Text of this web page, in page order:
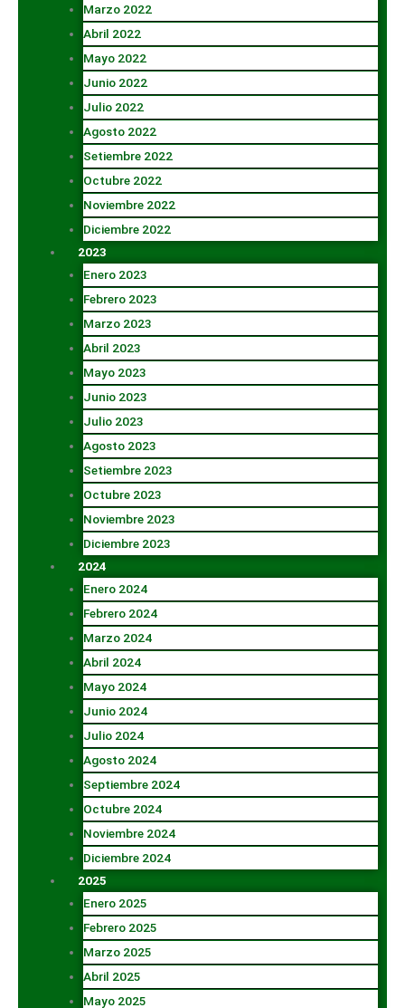
Marzo 2022
Abril 2022
Mayo 2022
Junio 2022
Julio 2022
Agosto 2022
Setiembre 2022
Octubre 2022
Noviembre 2022
Diciembre 2022
2023
Enero 2023
Febrero 2023
Marzo 2023
Abril 2023
Mayo 2023
Junio 2023
Julio 2023
Agosto 2023
Setiembre 2023
Octubre 2023
Noviembre 2023
Diciembre 2023
2024
Enero 2024
Febrero 2024
Marzo 2024
Abril 2024
Mayo 2024
Junio 2024
Julio 2024
Agosto 2024
Septiembre 2024
Octubre 2024
Noviembre 2024
Diciembre 2024
2025
Enero 2025
Febrero 2025
Marzo 2025
Abril 2025
Mayo 2025